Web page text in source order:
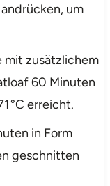
um
mit zusätzlichem
60 Minuten
°C erreicht.
in Form
geschnitten